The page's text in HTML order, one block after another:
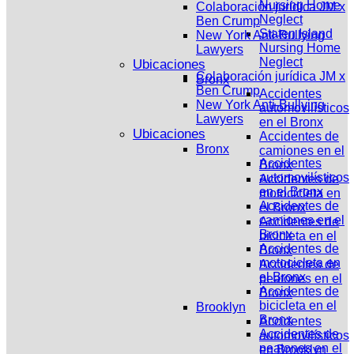
Nursing Home
Neglect
Staten Island
Nursing Home
Neglect
Colaboración jurídica JM x
Ben Crump
New York Anti-Bullying
Lawyers
Ubicaciones
Bronx
Accidentes
automovilísticos
en el Bronx
Accidentes de
camiones en el
Bronx
Accidentes de
motocicleta en
el Bronx
Accidentes de
bicicleta en el
Bronx
Accidentes de
peatones en el
Colaboración jurídica JM x
Ben Crump
New York Anti-Bullying
Lawyers
Ubicaciones
Bronx
Accidentes
automovilísticos
en el Bronx
Accidentes de
camiones en el
Bronx
Accidentes de
motocicleta en
el Bronx
Accidentes de
bicicleta en el
Bronx
Accidentes de
peatones en el
Bronx
Brooklyn
Accidentes
automovilísticos
en Brooklyn